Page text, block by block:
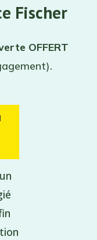
Fischer
OFFERT